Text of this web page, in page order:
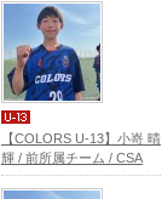
【COLORS U-13】小嵜 晴
輝 / 前所属チーム / CSA